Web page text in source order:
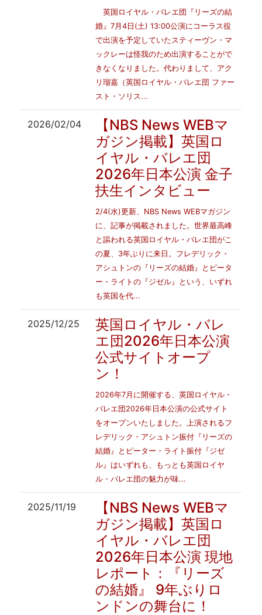
英国ロイヤル・バレエ団『リーズの結
婚』7月4日(土) 13:00公演にコーラス役
で出演を予定していたスティーヴン・マ
ックレーは怪我のため出演することがで
きなくなりました。代わりまして、アク
リ瑠嘉（英国ロイヤル・バレエ団 ファー
スト・ソリス...
2026/02/04
【NBS News WEBマ
ガジン掲載】英国ロ
イヤル・バレエ団
2026年日本公演 金子
扶生インタビュー
2/4(水)更新、NBS News WEBマガジン
に、記事が掲載されました。世界最高峰
と謳われる英国ロイヤル・バレエ団がこ
の夏、3年ぶりに来日。フレデリック・
アシュトンの『リーズの結婚』とピータ
ー・ライトの『ジゼル』という、いずれ
も英国を代...
2025/12/25
英国ロイヤル・バレ
エ団2026年日本公演
公式サイトオープ
ン！
2026年7月に開催する、英国ロイヤル・
バレエ団2026年日本公演の公式サイト
をオープンいたしました。上演されるフ
レデリック・アシュトン振付『リーズの
結婚』とピーター・ライト振付『ジゼ
ル』はいずれも、もっとも英国ロイヤ
ル・バレエ団の魅力が味...
2025/11/19
【NBS News WEBマ
ガジン掲載】英国ロ
イヤル・バレエ団
2026年日本公演 現地
レポート：『リーズ
の結婚』 9年ぶりロ
ンドンの舞台に！